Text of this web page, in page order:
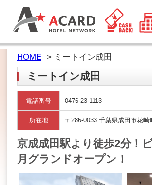
HOME > ミートイン成田
ミートイン成田
電話番号 0476-23-1113
所在地 〒286-0033 千葉県成田市花崎
京成成田駅より徒歩2分！
月グランドオープン！